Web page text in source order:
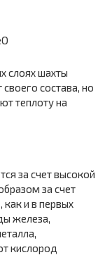
слоях шахты
состава, но
теплоту на
за счет высокой
за счет
как и в первых
железа,
кислород